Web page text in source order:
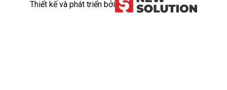
Thiết kế và phát triển bởi